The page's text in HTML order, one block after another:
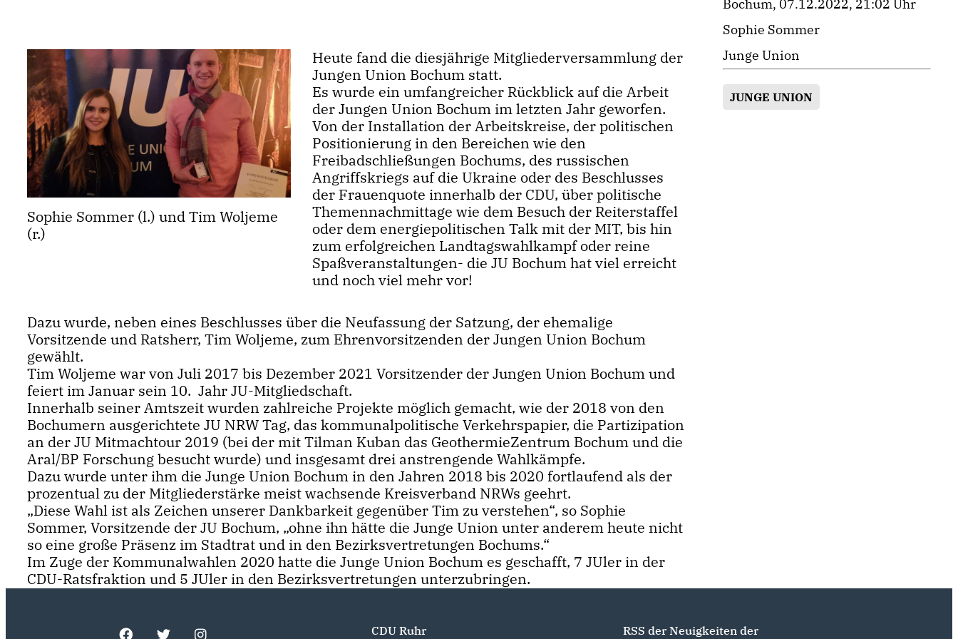
Sophie Sommer (l.) und Tim Woljeme
(r.)
Heute fand die diesjährige Mitgliederversammlung der
Jungen Union Bochum statt.
Es wurde ein umfangreicher Rückblick auf die Arbeit
der Jungen Union Bochum im letzten Jahr geworfen.
Von der Installation der Arbeitskreise, der politischen
Positionierung in den Bereichen wie den
Freibadschließungen Bochums, des russischen
Angriffskriegs auf die Ukraine oder des Beschlusses
der Frauenquote innerhalb der CDU, über politische
Themennachmittage wie dem Besuch der Reiterstaffel
oder dem energiepolitischen Talk mit der MIT, bis hin
zum erfolgreichen Landtagswahlkampf oder reine
Spaßveranstaltungen- die JU Bochum hat viel erreicht
und noch viel mehr vor!
Dazu wurde, neben eines Beschlusses über die Neufassung der Satzung, der ehemalige
Vorsitzende und Ratsherr, Tim Woljeme, zum Ehrenvorsitzenden der Jungen Union Bochum
gewählt.
Tim Woljeme war von Juli 2017 bis Dezember 2021 Vorsitzender der Jungen Union Bochum und
feiert im Januar sein 10. Jahr JU-Mitgliedschaft.
Innerhalb seiner Amtszeit wurden zahlreiche Projekte möglich gemacht, wie der 2018 von den
Bochumern ausgerichtete JU NRW Tag, das kommunalpolitische Verkehrspapier, die Partizipation
an der JU Mitmachtour 2019 (bei der mit Tilman Kuban das GeothermieZentrum Bochum und die
Aral/BP Forschung besucht wurde) und insgesamt drei anstrengende Wahlkämpfe.
Dazu wurde unter ihm die Junge Union Bochum in den Jahren 2018 bis 2020 fortlaufend als der
prozentual zu der Mitgliederstärke meist wachsende Kreisverband NRWs geehrt.
Diese Wahl ist als Zeichen unserer Dankbarkeit gegenüber Tim zu verstehen“, so Sophie
Sommer, Vorsitzende der JU Bochum, „ohne ihn hätte die Junge Union unter anderem heute nicht
so eine große Präsenz im Stadtrat und in den Bezirksvertretungen Bochums.“
Im Zuge der Kommunalwahlen 2020 hatte die Junge Union Bochum es geschafft, 7 JUler in der
CDU-Ratsfraktion und 5 JUler in den Bezirksvertretungen unterzubringen.
Bochum, 07.12.2022, 21:02 Uhr
Sophie Sommer
Junge Union
JUNGE UNION
CDU Ruhr
RSS der Neuigkeiten der